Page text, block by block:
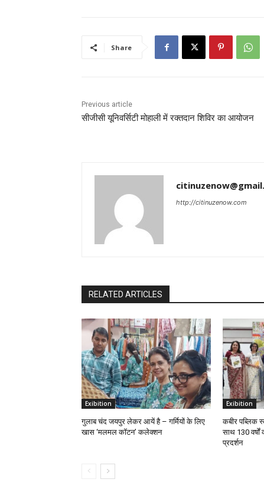
Share
Previous article
सीजीसी यूनिवर्सिटी मोहाली में रक्तदान शिविर का आयोजन
http://citinuzenow.com
RELATED ARTICLES
Exibition
गुलाब चंद जयपुर लेकर आयें है – गर्मियों के लिए
खास ‘मलमल कॉटन’ कलेक्शन
Exibition
कबीर पब्लिक
साथ 130
प्रदर्शन